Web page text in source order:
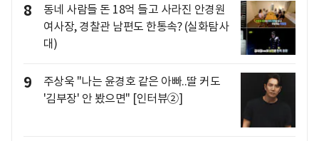
8
동네 사람들 돈 18억 들고 사라진 안경원
여사장, 경찰관 남편도 한통속? (실화탐사
대)
9
주상욱 "나는 윤경호 같은 아빠..딸 커도
'김부장' 안 봤으면" [인터뷰②]